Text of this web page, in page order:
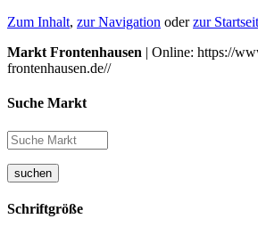
Zum Inhalt, zur Navigation oderzur
Markt Frontenhausen | Online: https://
frontenhausen.de//
Suche Markt
suchen
Schriftgröße